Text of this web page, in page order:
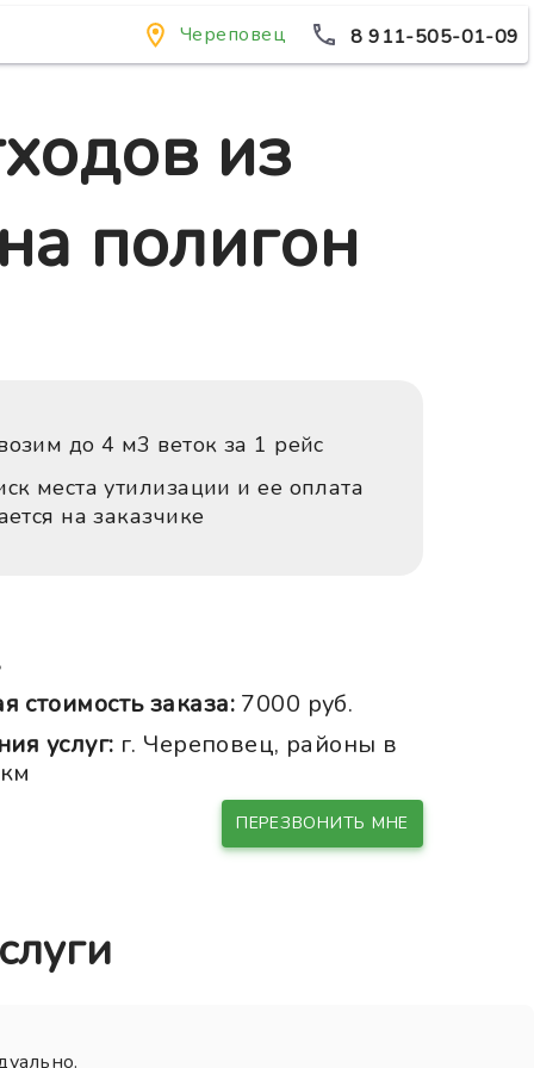
Череповец 8 911-505-01-09
из
полигон
до 4 м3 веток за 1 рейс
места утилизации и ее оплата
на заказчике
стоимость заказа:7000 руб.
услуг: г. Череповец, районы в
ПЕРЕЗВОНИТЬ МНЕ